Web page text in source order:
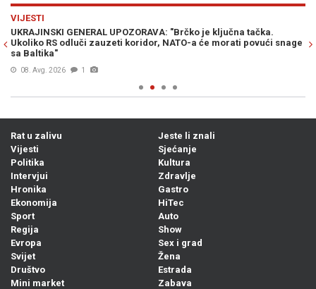
VIJESTI
UKRAJINSKI GENERAL UPOZORAVA: "Brčko je ključna tačka.
Ukoliko RS odluči zauzeti koridor, NATO-a će morati povući snage
sa Baltika"
08. Avg. 2026 1
Rat u zalivu
Vijesti
Politika
Intervjui
Hronika
Ekonomija
Sport
Regija
Evropa
Svijet
Društvo
Mini market
Jeste li znali
Sjećanje
Kultura
Zdravlje
Gastro
HiTec
Auto
Show
Sex i grad
Žena
Estrada
Zabava